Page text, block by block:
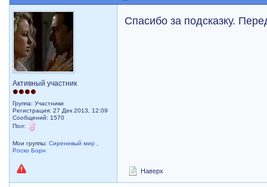
Активный участник
Группа: Участники
Регистрация: 27 Дек 2013, 12:09
Сообщений: 1570
Пол:
Мои группы:Сиреневый мир
Роско Борн
Спасибо за подсказку.
Наверх